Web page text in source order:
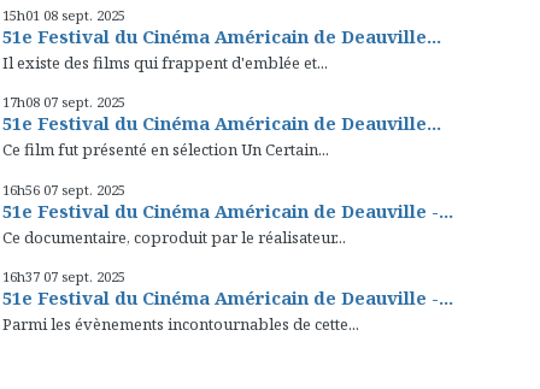
15h01 08 sept. 2025
51e Festival du Cinéma Américain de Deauville...
Il existe des films qui frappent d'emblée et...
17h08 07 sept. 2025
51e Festival du Cinéma Américain de Deauville...
Ce film fut présenté en sélection Un Certain...
16h56 07 sept. 2025
51e Festival du Cinéma Américain de Deauville -...
Ce documentaire, coproduit par le réalisateur...
16h37 07 sept. 2025
51e Festival du Cinéma Américain de Deauville -...
Parmi les évènements incontournables de cette...